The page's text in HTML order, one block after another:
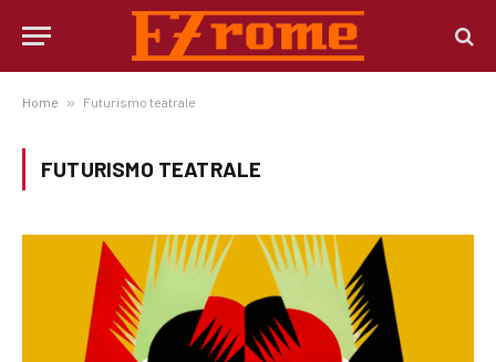
Home » Futurismo teatrale
FUTURISMO TEATRALE